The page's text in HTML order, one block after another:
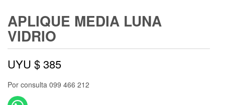
APLIQUE MEDIA LUNA
VIDRIO
UYU $385
Por consulta 099 466 212